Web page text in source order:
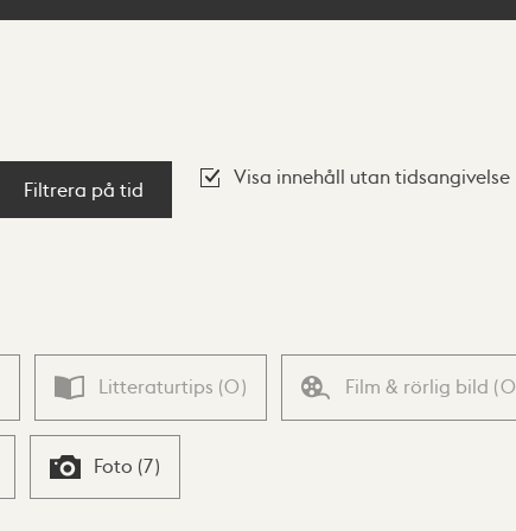
Filtrera på tid
Visa innehåll utan tidsangivelse
Litteraturtips (0) Film & rörlig bild (0
Foto (7)